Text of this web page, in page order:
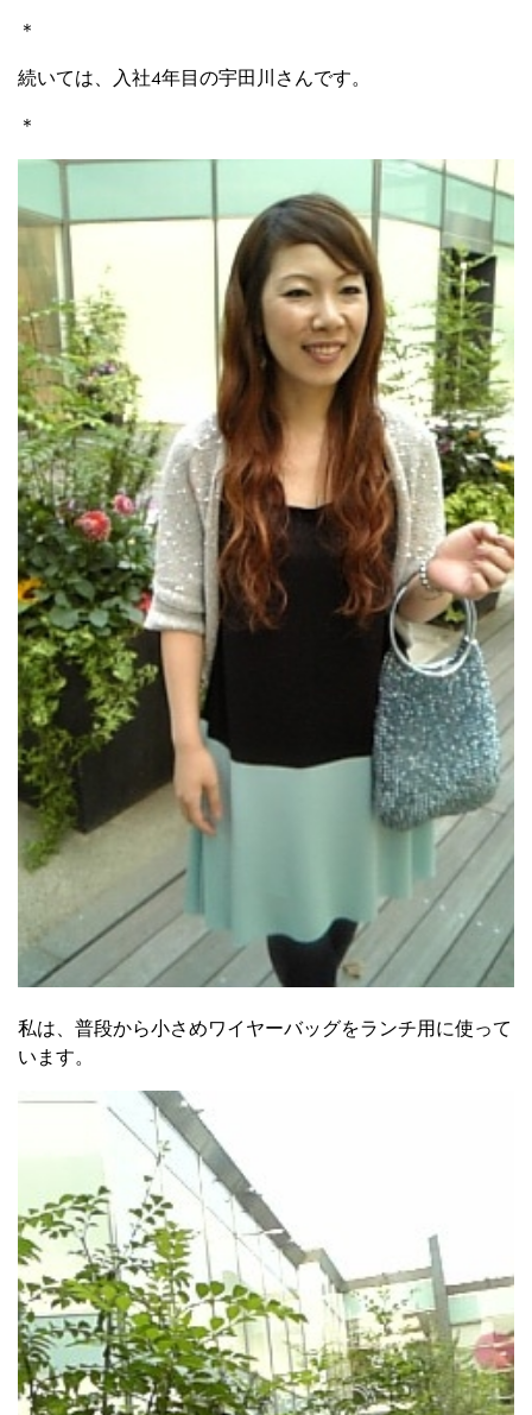
＊
続いては、入社4年目の宇田川さんです。
＊
私は、普段から小さめワイヤーバッグをランチ用に使って
います。